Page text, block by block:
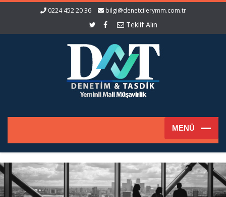
0224 452 20 36 bilgi@denetcilerymm.com.tr
Teklif Alın